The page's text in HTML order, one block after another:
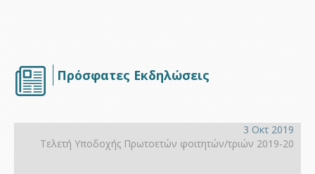
Πρόσφατες Εκδηλώσεις
3 Οκτ 2019
Τελετή Υποδοχής Πρωτοετών φοιτητών/τριών 2019-20